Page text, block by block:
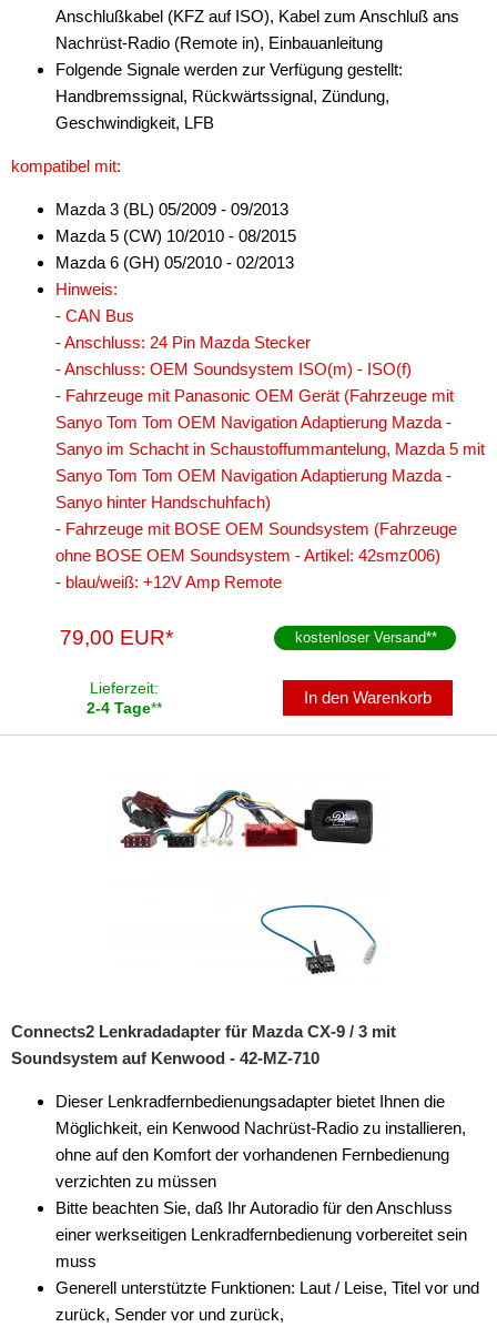
Anschlußkabel (KFZ auf ISO), Kabel zum Anschluß ans
Nachrüst-Radio (Remote in), Einbauanleitung
Folgende Signale werden zur Verfügung gestellt:
Handbremssignal, Rückwärtssignal, Zündung,
Geschwindigkeit, LFB
kompatibel mit:
Mazda 3 (BL) 05/2009 - 09/2013
Mazda 5 (CW) 10/2010 - 08/2015
Mazda 6 (GH) 05/2010 - 02/2013
Hinweis:
- CAN Bus
- Anschluss: 24 Pin Mazda Stecker
- Anschluss: OEM Soundsystem ISO(m) - ISO(f)
- Fahrzeuge mit Panasonic OEM Gerät (Fahrzeuge mit
Sanyo Tom Tom OEM Navigation Adaptierung Mazda -
Sanyo im Schacht in Schaustoffummantelung, Mazda 5 mit
Sanyo Tom Tom OEM Navigation Adaptierung Mazda -
Sanyo hinter Handschuhfach)
- Fahrzeuge mit BOSE OEM Soundsystem (Fahrzeuge
ohne BOSE OEM Soundsystem - Artikel: 42smz006)
- blau/weiß: +12V Amp Remote
79,00 EUR* kostenloser Versand**
Lieferzeit:
2-4 Tage**
In den Warenkorb
Connects2 Lenkradadapter für Mazda CX-9 / 3 mit
Soundsystem auf Kenwood - 42-MZ-710
Dieser Lenkradfernbedienungsadapter bietet Ihnen die
Möglichkeit, ein Kenwood Nachrüst-Radio zu installieren,
ohne auf den Komfort der vorhandenen Fernbedienung
verzichten zu müssen
Bitte beachten Sie, daß Ihr Autoradio für den Anschluss
einer werkseitigen Lenkradfernbedienung vorbereitet sein
muss
Generell unterstützte Funktionen: Laut / Leise, Titel vor und
zurück, Sender vor und zurück,